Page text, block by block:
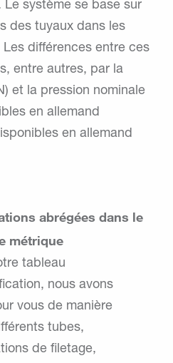
système se base sur
des tuyaux dans les
différences entre ces
entre autres, par la
et la pression nominale
en allemand
en allemand
abrégées dans le
métrique
tableau
nous avons
vous de manière
tubes,
de filetage,